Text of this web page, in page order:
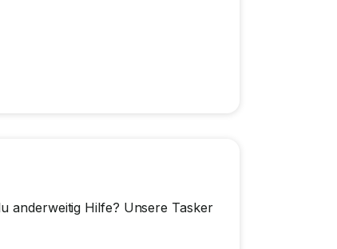
anderweitig Hilfe? Unsere Tasker